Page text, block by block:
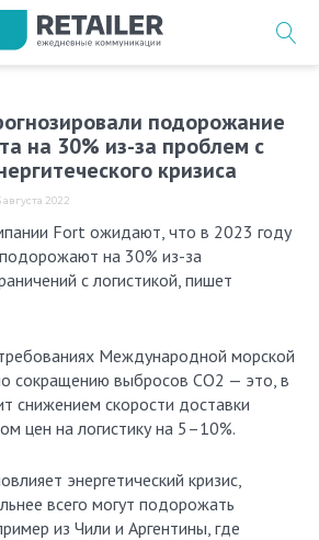
подорожание
на 30% из-за проблем с
кризиса
августа 2022
на 30% из-за
с логистикой, пишет
Международной морской
сокращению выбросов CO2 — это, в
снижением скорости доставки
цен на логистику на 5–10%.
энергетический кризис,
всего могут подорожать
из Чили и Аргентины, где